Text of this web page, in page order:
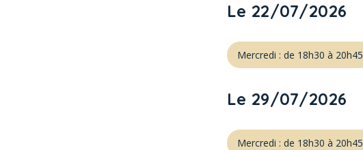
Le 22/07/2026
Mercredi : de 18h30 à 20h45
Le 29/07/2026
Mercredi : de 18h30 à 20h45